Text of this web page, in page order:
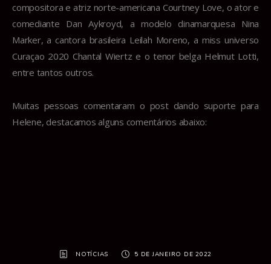
compositora e atriz norte-americana Courtney Love, o ator e
comediante Dan Aykroyd, a modelo dinamarquesa Nina
Marker, a cantora brasileira Leilah Moreno, a miss universo
Curaçao 2020 Chantal Wiertz e o tenor belga Helmut Lotti,
entre tantos outros.
Muitas pessoas comentaram o post dando suporte para
Helene, destacamos alguns comentários abaixo:
NOTÍCIAS 5 DE JANEIRO DE 2022